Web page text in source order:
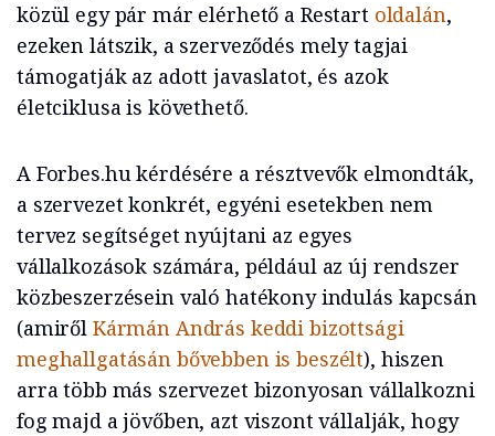
közül egy pár már elérhető a Restart oldalán,
ezeken látszik, a szerveződés mely tagjai
támogatják az adott javaslatot, és azok
életciklusa is követhető.
A Forbes.hu kérdésére a résztvevők elmondták,
a szervezet konkrét, egyéni esetekben nem
tervez segítséget nyújtani az egyes
vállalkozások számára, például az új rendszer
közbeszerzésein való hatékony indulás kapcsán
(amiről Kármán András keddi bizottsági
meghallgatásán bővebben is beszélt), hiszen
arra több más szervezet bizonyosan vállalkozni
fog majd a jövőben, azt viszont vállalják, hogy